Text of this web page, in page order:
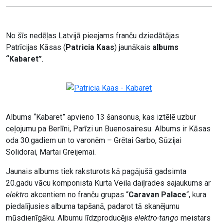
No šīs nedēļas Latvijā pieejams franču dziedātājas
Patrīcijas Kāsas (Patricia Kaas) jaunākais albums
“Kabaret”.
Albums “Kabaret” apvieno 13 šansonus, kas iztēlē uzbur
ceļojumu pa Berlīni, Parīzi un Buenosairesu. Albums ir Kāsas
oda 30.gadiem un to varonēm – Grētai Garbo, Sūzijai
Solidorai, Martai Greijemai.
Jaunais albums tiek raksturots kā pagājušā gadsimta
20.gadu vācu komponista Kurta Veila daiļrades sajaukums ar
elektro akcentiem no franču grupas “Caravan Palace“, kura
piedalījusies albuma tapšanā, padarot tā skanējumu
mūsdienīgāku. Albumu līdzproducējis elektro-tango meistars